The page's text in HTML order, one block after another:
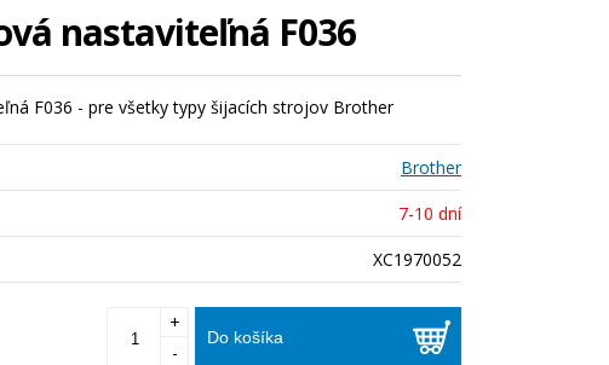
nastaviteľná F036
F036 - pre všetky typy šijacích strojov Brother
Brother
7-10 dní
XC1970052
Do košíka
+
-